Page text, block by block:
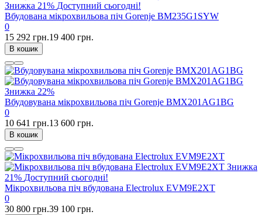
Знижка 21% Доступний сьогодні!
Вбудована мікрохвильова піч Gorenje BM235G1SYW
0
15 292 грн.19 400 грн.
В кошик
Знижка 22%
Вбудовувана мікрохвильова піч Gorenje BMX201AG1BG
0
10 641 грн.13 600 грн.
В кошик
Знижка
21% Доступний сьогодні!
Мікрохвильова піч вбудована Electrolux EVM9E2XT
0
30 800 грн.39 100 грн.